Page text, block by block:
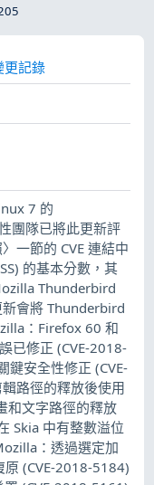
更記錄
7 的
團隊已將此更新評
一節的 CVE 連結中
的基本分數，其
Thunderbird
會將 Thunderbird
：Firefox 60 和
已修正 (CVE-2018-
安全性修正 (CVE-
路徑的釋放後使用
和文字路徑的釋放
Skia 中有整數溢位
：透過選定加
(CVE-2018-5184)